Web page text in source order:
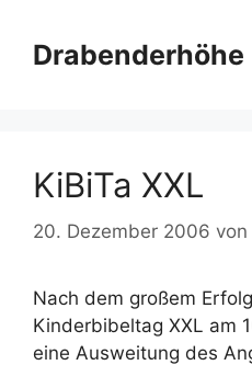
Inhalt
springen
Drabenderhöhe
KiBiTa XXL
20. Dezember 2006 von
Nach dem großem
Kinderbibeltag XXL am
eine Ausweitung des